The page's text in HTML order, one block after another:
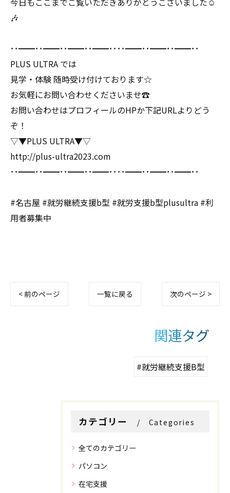
🎶
･･━━･･━━･･━━･･━━････━━･･━━･･━━･･
PLUS ULTRA では
見学・体験 随時受け付けております☆
お気軽にお問い合わせくださいませ☎️
お問い合わせはプロフィールのHPか下記URLよりどう
ぞ！
▽▼PLUS ULTRA▼▽
http://plus-ultra2023.com
･･━━･･━━･･━━･･━━････━━･･━━･･━━･･
#名古屋 #就労継続支援b型 #就労支援b型plusultra #利
用者募集中
< 前のページ 一覧に戻る 次のページ >
関連タグ
#就労継続支援B型
カテゴリー Categories
全てのカテゴリー
パソコン
在宅支援